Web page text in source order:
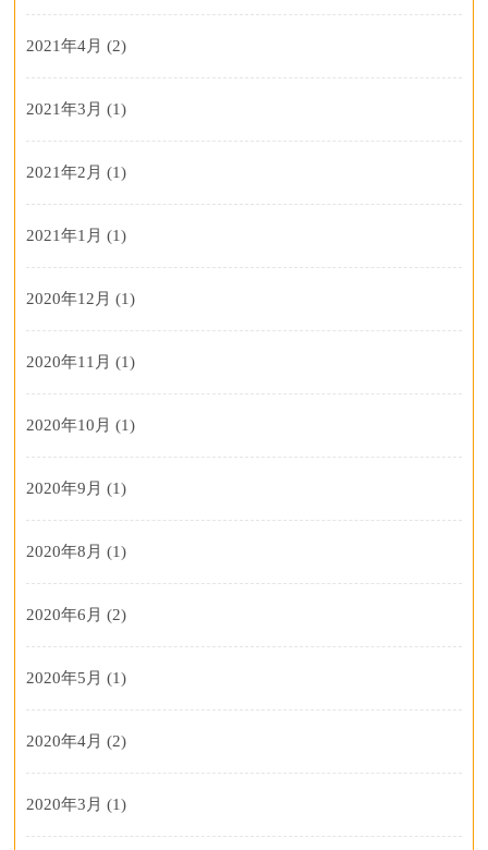
2021年4月 (2)
2021年3月 (1)
2021年2月 (1)
2021年1月 (1)
2020年12月 (1)
2020年11月 (1)
2020年10月 (1)
2020年9月 (1)
2020年8月 (1)
2020年6月 (2)
2020年5月 (1)
2020年4月 (2)
2020年3月 (1)